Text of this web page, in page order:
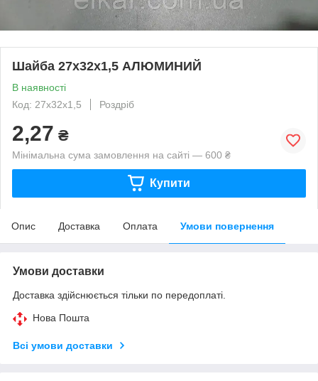
Шайба 27х32х1,5 АЛЮМИНИЙ
В наявності
Код: 27х32х1,5
Роздріб
2,27 ₴
Мінімальна сума замовлення на сайті — 600 ₴
Купити
Опис Доставка Оплата Умови повернення
Умови доставки
Доставка здійснюється тільки по передоплаті.
Нова Пошта
Всі умови доставки